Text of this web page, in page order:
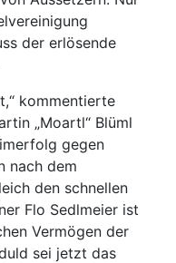
der erlösende
kommentierte
„Moartl“ Blüml
gegen
nach dem
den schnellen
Flo Sedlmeier ist
Vermögen der
sei jetzt das